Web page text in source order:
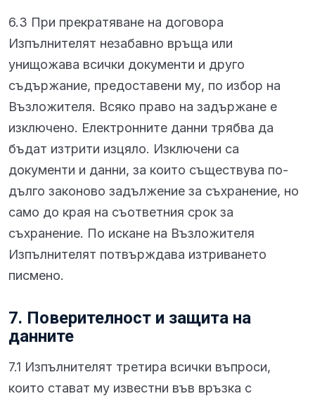
6.3 При прекратяване на договора
Изпълнителят незабавно връща или
унищожава всички документи и друго
съдържание, предоставени му, по избор на
Възложителя. Всяко право на задържане е
изключено. Електронните данни трябва да
бъдат изтрити изцяло. Изключени са
документи и данни, за които съществува по-
дълго законово задължение за съхранение, но
само до края на съответния срок за
съхранение. По искане на Възложителя
Изпълнителят потвърждава изтриването
писмено.
7. Поверителност и защита на
данните
7.1 Изпълнителят третира всички въпроси,
които стават му известни във връзка с